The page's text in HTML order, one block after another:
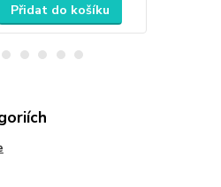
Přidat do košíku